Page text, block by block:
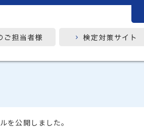
を公開しました。